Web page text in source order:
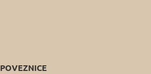
POVEZNICE